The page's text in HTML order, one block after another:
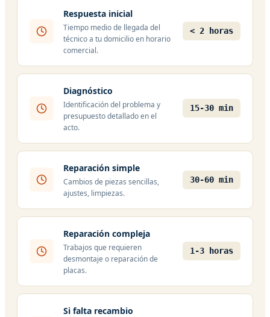
Respuesta inicial
Tiempo medio de llegada del
técnico a tu domicilio en horario
comercial.
< 2 horas
Diagnóstico
Identificación del problema y
presupuesto detallado en el
acto.
15-30 min
Reparación simple
Cambios de piezas sencillas,
ajustes, limpiezas.
30-60 min
Reparación compleja
Trabajos que requieren
desmontaje o reparación de
placas.
1-3 horas
Si falta recambio